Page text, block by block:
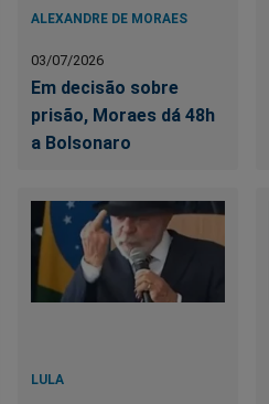
ALEXANDRE DE MORAES
03/07/2026
Em decisão sobre
prisão, Moraes dá 48h
a Bolsonaro
LULA